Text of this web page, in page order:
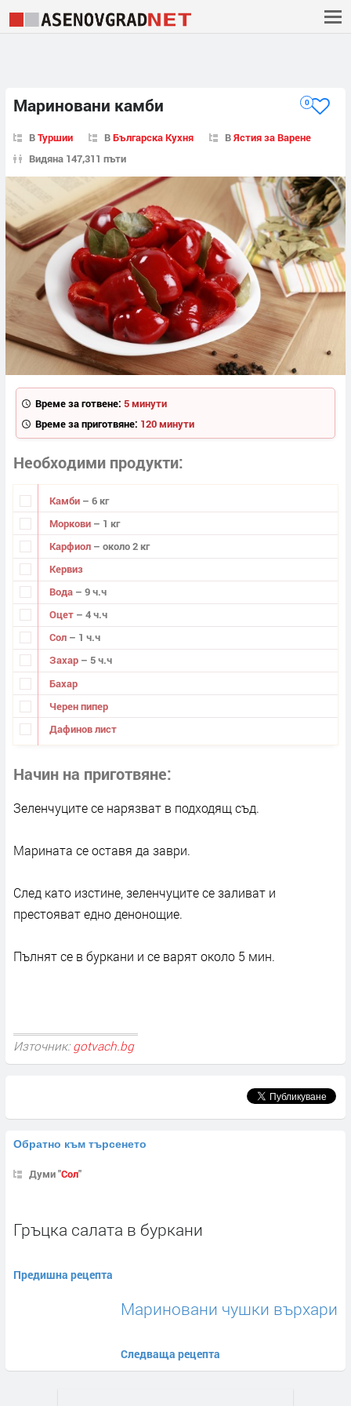
Мариновани камби 0
ВТуршии ВБългарска Кухня ВЯстия за Варене
Видяна 147,311 пъти
Време за готвене: 5 минути
Време за приготвяне: 120 минути
Необходими продукти
Камби – 6 кг
Моркови – 1 кг
Карфиол – около 2 кг
Кервиз
Вода – 9 ч.ч
Оцет – 4 ч.ч
Сол – 1 ч.ч
Захар – 5 ч.ч
Бахар
Черен пипер
Дафинов лист
Начин на приготвяне
Зеленчуците се нарязват в подходящ съд.
Марината се оставя да заври.
След като изстине, зеленчуците се заливат и
престояват едно денонощие.
Пълнят се в буркани и се варят около 5 мин.
Източник: gotvach.bg
Обратно към търсенето
Думи "Сол"
Гръцка салата в буркани
Предишна рецепта
Мариновани чушки върхари
Следваща рецепта